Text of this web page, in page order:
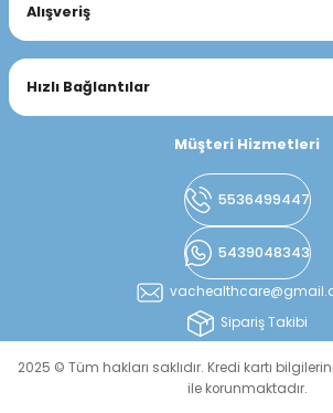
Alışveriş
Hızlı Bağlantılar
Müşteri Hizmetleri
5536499447
5439048343
Sipariş Takibi
2025 © Tüm hakları saklıdır. Kredi kartı
ile korunmaktadır.